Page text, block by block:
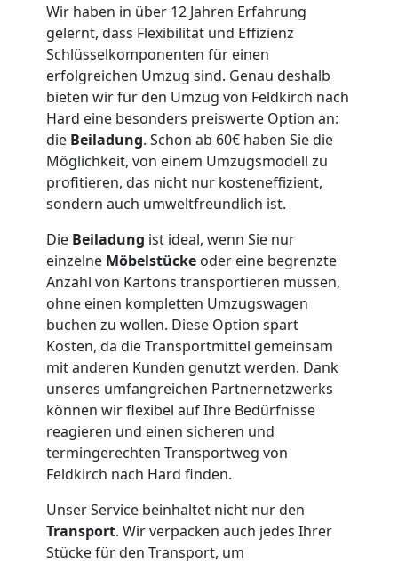
Wir haben in über 12 Jahren Erfahrung
gelernt, dass Flexibilität und Effizienz
Schlüsselkomponenten für einen
erfolgreichen Umzug sind. Genau deshalb
bieten wir für den Umzug von Feldkirch nach
Hard eine besonders preiswerte Option an:
die Beiladung. Schon ab 60€ haben Sie die
Möglichkeit, von einem Umzugsmodell zu
profitieren, das nicht nur kosteneffizient,
sondern auch umweltfreundlich ist.
Die Beiladung ist ideal, wenn Sie nur
einzelne Möbelstücke oder eine begrenzte
Anzahl von Kartons transportieren müssen,
ohne einen kompletten Umzugswagen
buchen zu wollen. Diese Option spart
Kosten, da die Transportmittel gemeinsam
mit anderen Kunden genutzt werden. Dank
unseres umfangreichen Partnernetzwerks
können wir flexibel auf Ihre Bedürfnisse
reagieren und einen sicheren und
termingerechten Transportweg von
Feldkirch nach Hard finden.
Unser Service beinhaltet nicht nur den
Transport. Wir verpacken auch jedes Ihrer
Stücke für den Transport, um
LKW
Möbellift
Feldkirch
Übersiedlung
Feldkirch
Klaviertransport
Feldkirch
Privatumzug
Feldkirch
Tresortransport